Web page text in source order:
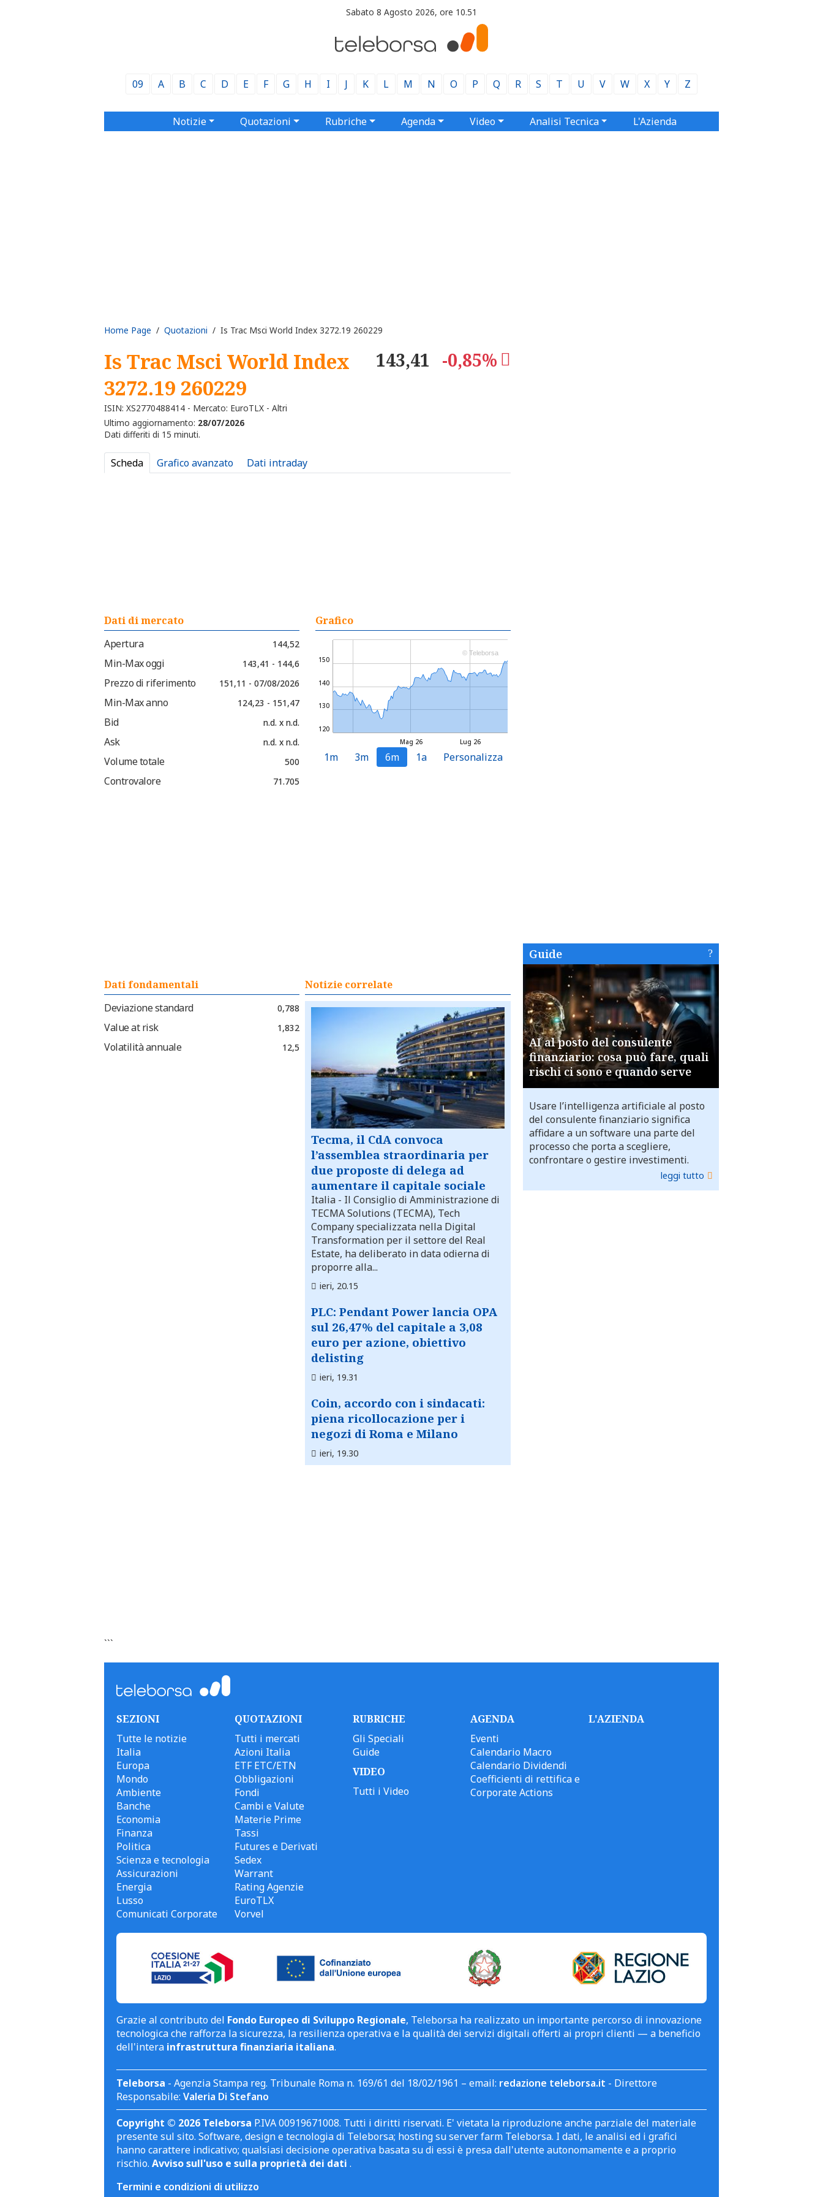
Sabato 8 Agosto 2026, ore 10.51
09 A B C D E F G H I J K L M N O P Q R S T U V W X Y Z
Notizie Quotazioni Rubriche Agenda Video Analisi Tecnica L'Azienda
Home Page / Quotazioni / Is Trac Msci World Index 3272.19 260229
Is Trac Msci World Index
3272.19 260229
ISIN: XS2770488414 - Mercato: EuroTLX - Altri
143,41 -0,85%
Ultimo aggiornamento: 28/07/2026
Dati differiti di 15 minuti.
Scheda Grafico avanzato Dati intraday
Dati di mercato
Apertura
144,52
Min-Max oggi 143,41 - 144,6
Prezzo di riferimento 151,11 - 07/08/2026
Min-Max anno 124,23 - 151,47
Bid n.d. x n.d.
Ask n.d. x n.d.
Volume totale 500
Controvalore 71.705
Grafico
Lug 26
Mag 26
120
130
140
150
© Teleborsa
1m 3m 6m 1a Personalizza
Dati fondamentali
Deviazione standard
0,788
Value at risk 1,832
Volatilità annuale 12,5
Notizie correlate
Tecma, il CdA convoca
l’assemblea straordinaria per
due proposte di delega ad
aumentare il capitale sociale
Italia - Il Consiglio di Amministrazione di
TECMA Solutions (TECMA), Tech
Company specializzata nella Digital
Transformation per il settore del Real
Estate, ha deliberato in data odierna di
proporre alla...
ieri, 20.15
PLC: Pendant Power lancia OPA
sul 26,47% del capitale a 3,08
euro per azione, obiettivo
delisting
ieri, 19.31
Coin, accordo con i sindacati:
piena ricollocazione per i
negozi di Roma e Milano
ieri, 19.30
```
Guide
AI al posto del consulente
finanziario: cosa può fare, quali
rischi ci sono e quando serve
Usare l’intelligenza artificiale al posto
del consulente finanziario significa
affidare a un software una parte del
processo che porta a scegliere,
confrontare o gestire investimenti.
leggi tutto
SEZIONI
Tutte le notizie
Italia
Europa
Mondo
Ambiente
Banche
Economia
Finanza
Politica
Scienza e tecnologia
Assicurazioni
Energia
Lusso
Comunicati Corporate
QUOTAZIONI
Tutti i mercati
Azioni Italia
ETF ETC/ETN
Obbligazioni
Fondi
Cambi e Valute
Materie Prime
Tassi
Futures e Derivati
Sedex
Warrant
Rating Agenzie
EuroTLX
Vorvel
RUBRICHE
Gli Speciali
Guide
VIDEO
Tutti i Video
AGENDA
Eventi
Calendario Macro
Calendario Dividendi
Coefficienti di rettifica e
Corporate Actions
L'AZIENDA
Grazie al contributo del Fondo Europeo di Sviluppo Regionale, Teleborsa ha realizzato un importante percorso di innovazione
tecnologica che rafforza la sicurezza, la resilienza operativa e la qualità dei servizi digitali offerti ai propri clienti — a beneficio
dell'intera infrastruttura finanziaria italiana.
Teleborsa - Agenzia Stampa reg. Tribunale Roma n. 169/61 del 18/02/1961 – email: redazione teleborsa.it - Direttore
Responsabile: Valeria Di Stefano
Copyright © 2026 Teleborsa P.IVA 00919671008. Tutti i diritti riservati. E' vietata la riproduzione anche parziale del materiale
presente sul sito. Software, design e tecnologia di Teleborsa; hosting su server farm Teleborsa. I dati, le analisi ed i grafici
hanno carattere indicativo; qualsiasi decisione operativa basata su di essi è presa dall'utente autonomamente e a proprio
rischio. Avviso sull'uso e sulla proprietà dei dati .
Termini e condizioni di utilizzo